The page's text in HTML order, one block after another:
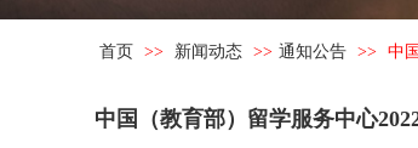
首页 >> 新闻动态 >> 通知公告 >> 中
中国（教育部）留学服务中心